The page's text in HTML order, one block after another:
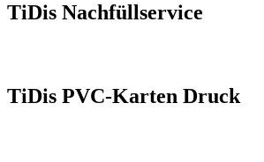
TiDis Nachfüllservice
TiDis PVC-Karten Druck